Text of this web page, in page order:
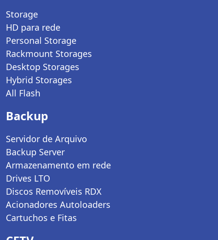
Storage
HD para rede
Personal Storage
Rackmount Storages
Desktop Storages
Hybrid Storages
All Flash
Backup
Servidor de Arquivo
Backup Server
Armazenamento em rede
Drives LTO
Discos Removíveis RDX
Acionadores Autoloaders
Cartuchos e Fitas